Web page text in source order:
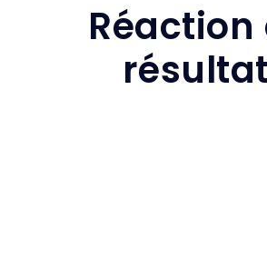
Réaction